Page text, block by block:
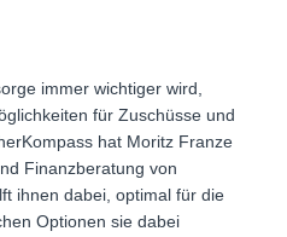
immer wichtiger wird,
für Zuschüsse und
hat Moritz Franze
Finanzberatung von
ihnen dabei, optimal für die
Optionen sie dabei